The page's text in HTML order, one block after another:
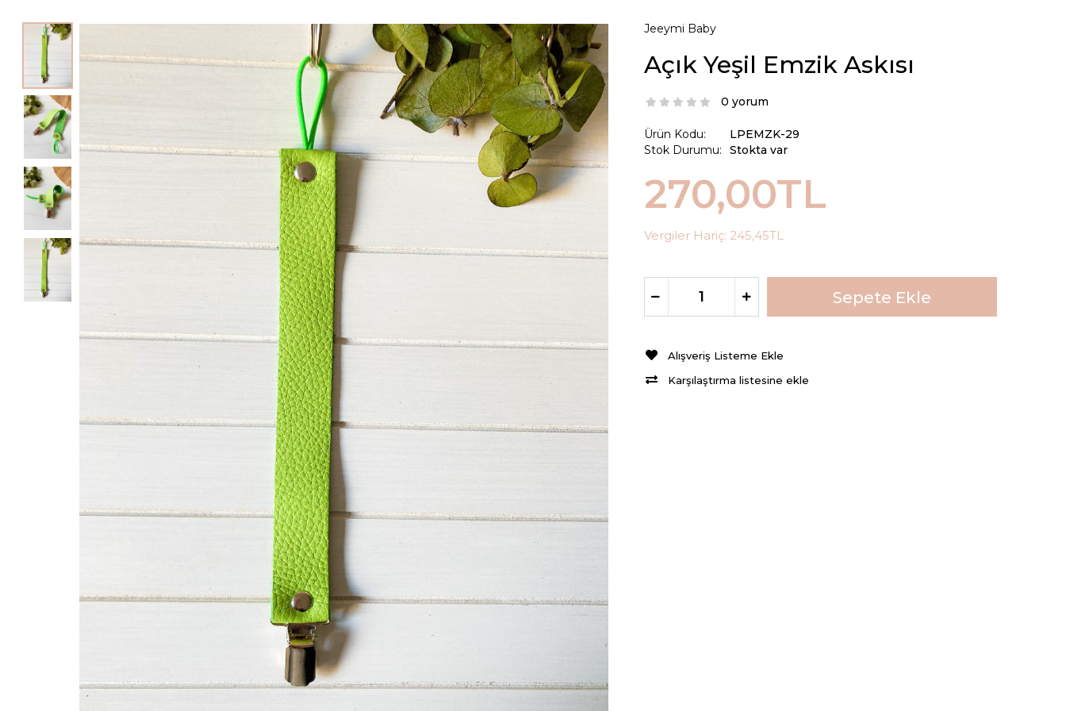
Jeeymi Baby
Açık Yeşil Emzik Askısı
0 yorum
Ürün Kodu:
Stok Durumu:
LPEMZK-29
Stokta var
270,00TL
Vergiler Hariç: 245,45TL
Alışveriş Listeme Ekle
Karşılaştırma listesine ekle